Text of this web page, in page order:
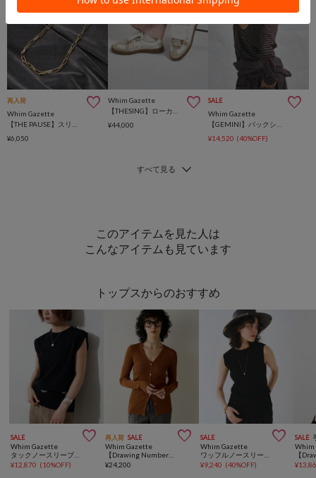
再入荷
Whim Gazette
【THE PAUSE】スリムチェーンネックレス 2
¥6,050
Whim Gazette
【THESING】ローカットスニーカー
¥44,000
SALE
Whim Gazette
【GEMINI】バックシャンボーダーカットソー
¥14,520 (40%OFF)
このアイテムを見た人は
こんなアイテムも見ています
トップスからのおすすめ
SALE 
Whim Gazette
¥12,870 (10%OFF)
再入荷 SALE 
Whim Gazette
¥24,200
SALE 
Whim Gazette
¥9,240 (40%OFF)
SALE
Whim
¥